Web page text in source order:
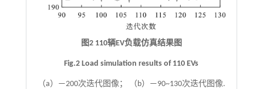
图2 110辆EV负载仿真结果图
Fig.2 Load simulation results of 110 EVs
（a）—200次迭代图像； （b）—90~130次迭代图像.